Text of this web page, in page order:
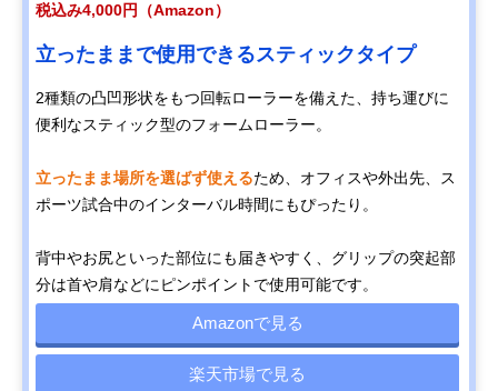
税込み4,000円（Amazon）
立ったままで使用できるスティックタイプ
2種類の凸凹形状をもつ回転ローラーを備えた、持ち運びに
便利なスティック型のフォームローラー。
立ったまま場所を選ばず使えるため、オフィスや外出先、ス
ポーツ試合中のインターバル時間にもぴったり。
背中やお尻といった部位にも届きやすく、グリップの突起部
分は首や肩などにピンポイントで使用可能です。
Amazonで見る
楽天市場で見る